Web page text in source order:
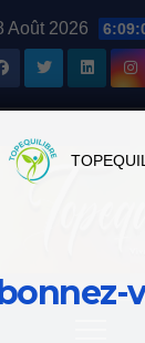
Août 2026